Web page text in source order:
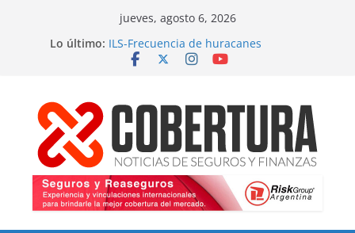
jueves, agosto 6, 2026
Lo último: ILS-Frecuencia de huracanes
Seguro marítimo-Presiones cruzadas
Fitch-Impulso a la innovación